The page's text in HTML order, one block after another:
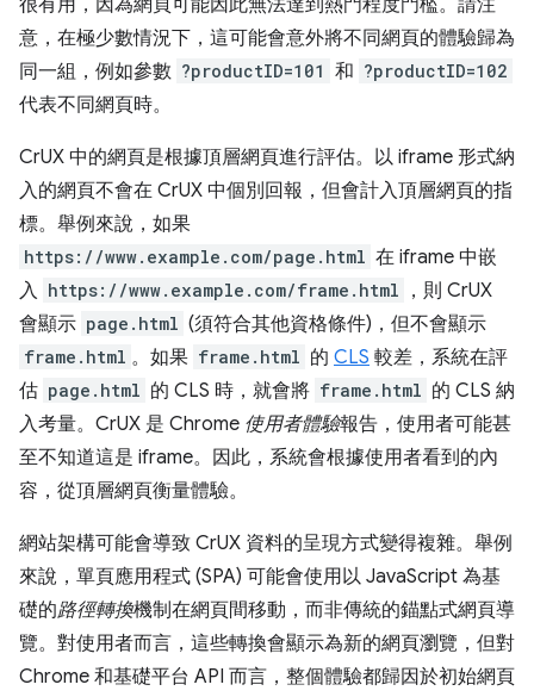
很有用，因為網頁可能因此無法達到熱門程度門檻。請注
意，在極少數情況下，這可能會意外將不同網頁的體驗歸為
同一組，例如參數 ?productID=101 和 ?productID=102
代表不同網頁時。
CrUX 中的網頁是根據頂層網頁進行評估。以 iframe 形式納
入的網頁不會在 CrUX 中個別回報，但會計入頂層網頁的指
標。舉例來說，如果
https://www.example.com/page.html 在 iframe 中嵌
入 https://www.example.com/frame.html
，則 CrUX
會顯示 page.html (須符合其他資格條件)，但不會顯示
frame.html 。 如果 frame.html 的 CLS 較差，系統在評
估 page.html 的 CLS 時，就會將 frame.html 的 CLS 納
入考量。CrUX 是 Chrome 使用者體驗報告，使用者可能甚
至不知道這是 iframe。因此，系統會根據使用者看到的內
容，從頂層網頁衡量體驗。
網站架構可能會導致 CrUX 資料的呈現方式變得複雜。舉例
來說，單頁應用程式 (SPA) 可能會使用以 JavaScript 為基
礎的路徑轉換機制在網頁間移動，而非傳統的錨點式網頁導
覽。對使用者而言，這些轉換會顯示為新的網頁瀏覽，但對
Chrome 和基礎平台 API 而言，整個體驗都歸因於初始網頁